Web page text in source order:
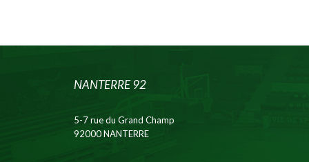
NANTERRE 92
5-7 rue du Grand Champ
92000 NANTERRE